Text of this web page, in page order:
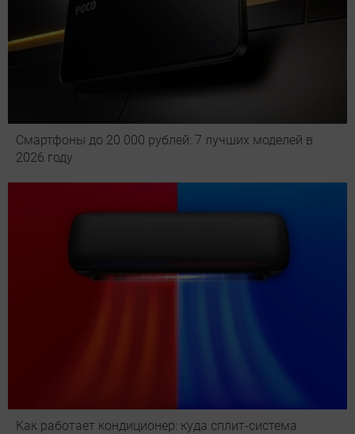
Смартфоны до 20 000 рублей: 7 лучших моделей в
2026 году
Как работает кондиционер: куда сплит-система